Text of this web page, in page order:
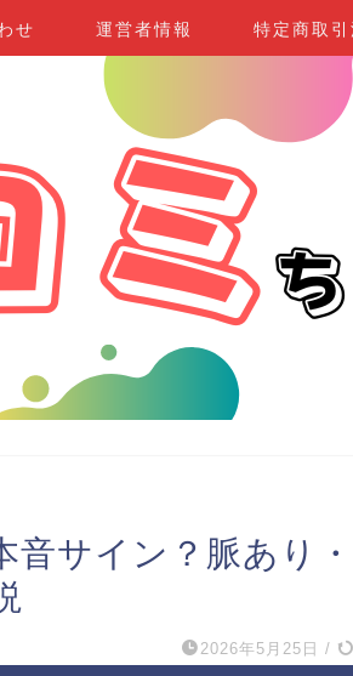
せ 運営者情報 特定商取
サイン？脈あり・
2026年5月25日 /